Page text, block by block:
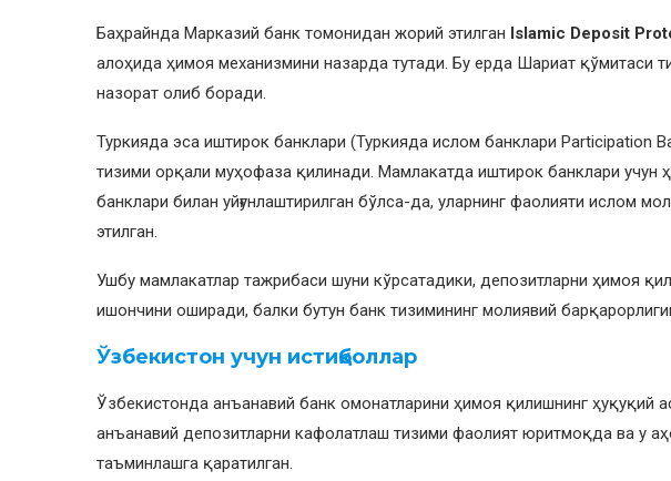
Баҳрайнда Марказий банк томонидан жорий этилган Islamic Deposit
алоҳида ҳимоя механизмини назарда тутади. Бу ерда Шариат қўмитаси
назорат олиб боради.
Туркияда эса иштирок банклари (Туркияда ислом банклари Participation
тизими орқали муҳофаза қилинади. Мамлакатда иштирок банклари учун
банклари билан уйғунлаштирилган бўлса-да, уларнинг фаолияти ислом
этилган.
Ушбу мамлакатлар тажрибаси шуни кўрсатадики, депозитларни ҳимоя
ишончини оширади, балки бутун банк тизимининг молиявий
Ўзбекистон учун истиқболлар
Ўзбекистонда анъанавий банк омонатларини ҳимоя қилишнинг ҳуқуқий
анъанавий депозитларни кафолатлаш тизими фаолият юритмоқда ва у
таъминлашга қаратилган.